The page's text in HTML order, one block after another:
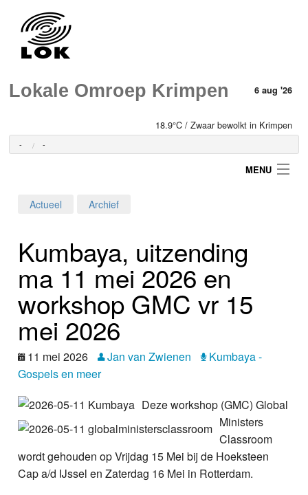
Lokale Omroep Krimpen 6 aug '26
18.9°C / Zwaar bewolkt in Krimpen
- -
MENU
Home
Programma's
Nieuws
Foto's
Webcam
Info
Actueel Archief
Kumbaya, uitzending
ma 11 mei 2026 en
workshop GMC vr 15
mei 2026
11 mei 2026 Jan van Zwienen
Kumbaya -
Gospels en meer
Deze workshop (GMC) Global
Ministers
Classroom
wordt gehouden op Vrijdag 15 Mei bij de Hoeksteen
Cap a/d IJssel en Zaterdag 16 Mei in Rotterdam.